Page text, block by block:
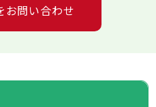
お問い合わせ